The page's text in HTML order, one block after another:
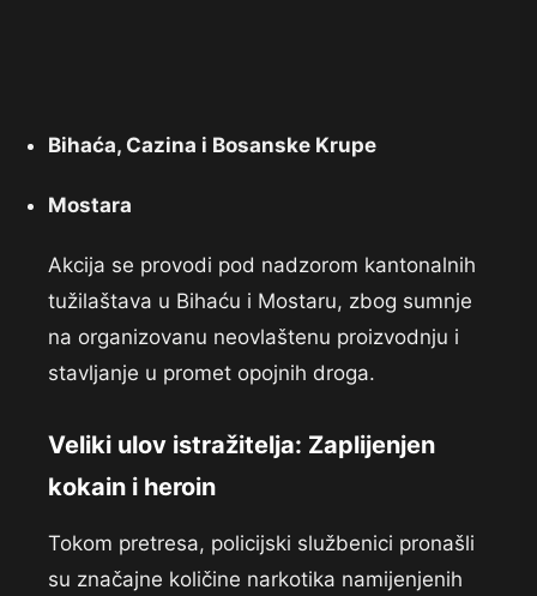
Bihaća, Cazina i Bosanske Krupe
Mostara
Akcija se provodi pod nadzorom kantonalnih
tužilaštava u Bihaću i Mostaru, zbog sumnje
na organizovanu neovlaštenu proizvodnju i
stavljanje u promet opojnih droga.
Veliki ulov istražitelja: Zaplijenjen
kokain i heroin
Tokom pretresa, policijski službenici pronašli
su značajne količine narkotika namijenjenih